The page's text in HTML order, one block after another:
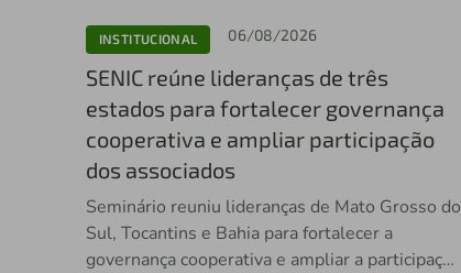
INSTITUCIONAL 06/08/2026
SENIC reúne lideranças de três
estados para fortalecer governança
cooperativa e ampliar participação
dos associados
Seminário reuniu lideranças de Mato Grosso do
Sul, Tocantins e Bahia para fortalecer a
governança cooperativa e ampliar a participação